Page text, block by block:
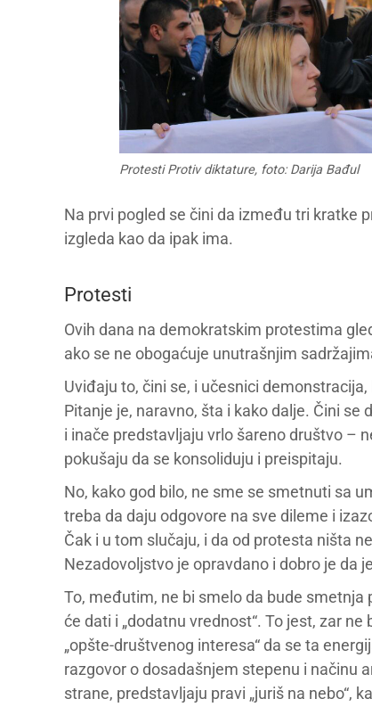
Protesti Protiv diktature, foto: Darija Bađul
Na prvi pogled se čini da između tri kratke
izgleda kao da ipak ima.
Protesti
Ovih dana na demokratskim protestima
ako se ne obogaćuje unutrašnjim
Uviđaju to, čini se, i učesnici
Pitanje je, naravno, šta i kako dalje. Čini
i inače predstavljaju vrlo šareno društvo –
pokušaju da se konsoliduju i preispitaju.
No, kako god bilo, ne sme se smetnuti sa
treba da daju odgovore na sve dileme i
Čak i u tom slučaju, i da od protesta ništa
Nezadovoljstvo je opravdano i dobro je da
To, međutim, ne bi smelo da bude
će dati i „dodatnu vrednost“. To jest, zar
„opšte-društvenog interesa“ da se ta
razgovor o dosadašnjem stepenu i načinu
strane, predstavljaju pravi „juriš na nebo“,